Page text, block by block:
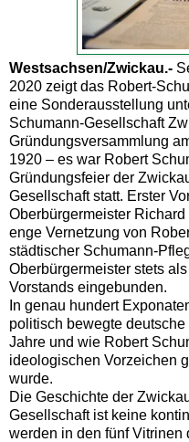
Westsachsen/Zwickau.-
2020 zeigt das Robert-
eine Sonderausstellung
Schumann-Gesellschaft
Gründungsversammlung
1920 – es war Robert
Gründungsfeier der
Gesellschaft statt. Erster
Oberbürgermeister
enge Vernetzung von
städtischer Schumann-
Oberbürgermeister stets
Vorstands eingebunden.
In genau hundert
politisch bewegte
Jahre und wie Robert
ideologischen Vorzeichen
wurde.
Die Geschichte der
Gesellschaft ist keine
werden in den fünf Vitrinen